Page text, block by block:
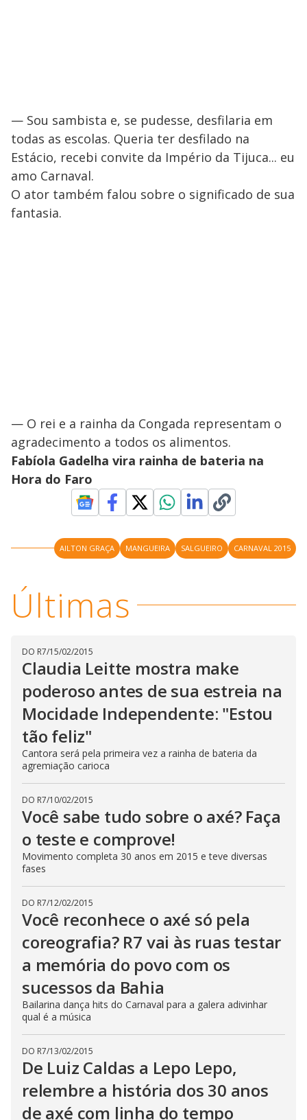
— Sou sambista e, se pudesse, desfilaria em
todas as escolas. Queria ter desfilado na
Estácio, recebi convite da Império da Tijuca... eu
amo Carnaval.
O ator também falou sobre o significado de sua
fantasia.
— O rei e a rainha da Congada representam o
agradecimento a todos os alimentos.
Fabíola Gadelha vira rainha de bateria na
Hora do Faro
AILTON GRAÇA MANGUEIRA SALGUEIRO CARNAVAL 2015
Últimas
DO R7/15/02/2015
Claudia Leitte mostra make
poderoso antes de sua estreia na
Mocidade Independente: "Estou
tão feliz"
Cantora será pela primeira vez a rainha de bateria da
agremiação carioca
DO R7/10/02/2015
Você sabe tudo sobre o axé? Faça
o teste e comprove!
Movimento completa 30 anos em 2015 e teve diversas
fases
DO R7/12/02/2015
Você reconhece o axé só pela
coreografia? R7 vai às ruas testar
a memória do povo com os
sucessos da Bahia
Bailarina dança hits do Carnaval para a galera adivinhar
qual é a música
DO R7/13/02/2015
De Luiz Caldas a Lepo Lepo,
relembre a história dos 30 anos
de axé com linha do tempo